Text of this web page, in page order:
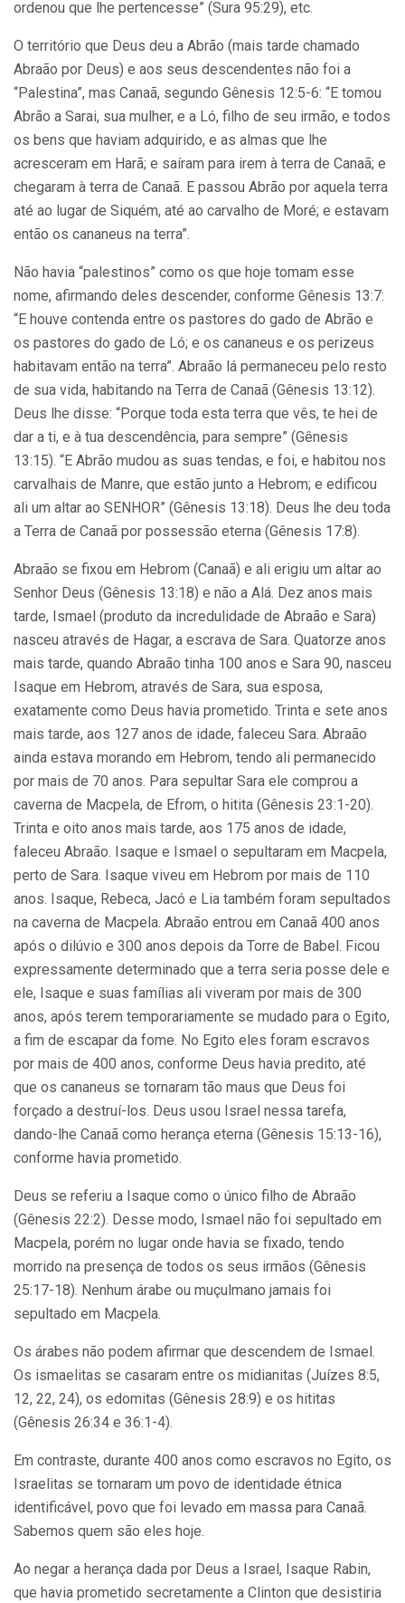
ordenou que lhe pertencesse” (Sura 95:29), etc.
O território que Deus deu a Abrão (mais tarde chamado
Abraão por Deus) e aos seus descendentes não foi a
“Palestina”, mas Canaã, segundo Gênesis 12:5-6: “E tomou
Abrão a Sarai, sua mulher, e a Ló, filho de seu irmão, e todos
os bens que haviam adquirido, e as almas que lhe
acresceram em Harã; e saíram para irem à terra de Canaã; e
chegaram à terra de Canaã. E passou Abrão por aquela terra
até ao lugar de Siquém, até ao carvalho de Moré; e estavam
então os cananeus na terra”.
Não havia “palestinos” como os que hoje tomam esse
nome, afirmando deles descender, conforme Gênesis 13:7:
“E houve contenda entre os pastores do gado de Abrão e
os pastores do gado de Ló; e os cananeus e os perizeus
habitavam então na terra”. Abraão lá permaneceu pelo resto
de sua vida, habitando na Terra de Canaã (Gênesis 13:12).
Deus lhe disse: “Porque toda esta terra que vês, te hei de
dar a ti, e à tua descendência, para sempre” (Gênesis
13:15). “E Abrão mudou as suas tendas, e foi, e habitou nos
carvalhais de Manre, que estão junto a Hebrom; e edificou
ali um altar ao SENHOR” (Gênesis 13:18). Deus lhe deu toda
a Terra de Canaã por possessão eterna (Gênesis 17:8).
Abraão se fixou em Hebrom (Canaã) e ali erigiu um altar ao
Senhor Deus (Gênesis 13:18) e não a Alá. Dez anos mais
tarde, Ismael (produto da incredulidade de Abraão e Sara)
nasceu através de Hagar, a escrava de Sara. Quatorze anos
mais tarde, quando Abraão tinha 100 anos e Sara 90, nasceu
Isaque em Hebrom, através de Sara, sua esposa,
exatamente como Deus havia prometido. Trinta e sete anos
mais tarde, aos 127 anos de idade, faleceu Sara. Abraão
ainda estava morando em Hebrom, tendo ali permanecido
por mais de 70 anos. Para sepultar Sara ele comprou a
caverna de Macpela, de Efrom, o hitita (Gênesis 23:1-20).
Trinta e oito anos mais tarde, aos 175 anos de idade,
faleceu Abraão. Isaque e Ismael o sepultaram em Macpela,
perto de Sara. Isaque viveu em Hebrom por mais de 110
anos. Isaque, Rebeca, Jacó e Lia também foram sepultados
na caverna de Macpela. Abraão entrou em Canaã 400 anos
após o dilúvio e 300 anos depois da Torre de Babel. Ficou
expressamente determinado que a terra seria posse dele e
ele, Isaque e suas famílias ali viveram por mais de 300
anos, após terem temporariamente se mudado para o Egito,
a fim de escapar da fome. No Egito eles foram escravos
por mais de 400 anos, conforme Deus havia predito, até
que os cananeus se tornaram tão maus que Deus foi
forçado a destruí-los. Deus usou Israel nessa tarefa,
dando-lhe Canaã como herança eterna (Gênesis 15:13-16),
conforme havia prometido.
Deus se referiu a Isaque como o único filho de Abraão
(Gênesis 22:2). Desse modo, Ismael não foi sepultado em
Macpela, porém no lugar onde havia se fixado, tendo
morrido na presença de todos os seus irmãos (Gênesis
25:17-18). Nenhum árabe ou muçulmano jamais foi
sepultado em Macpela.
Os árabes não podem afirmar que descendem de Ismael.
Os ismaelitas se casaram entre os midianitas (Juízes 8:5,
12, 22, 24), os edomitas (Gênesis 28:9) e os hititas
(Gênesis 26:34 e 36:1-4).
Em contraste, durante 400 anos como escravos no Egito, os
Israelitas se tornaram um povo de identidade étnica
identificável, povo que foi levado em massa para Canaã.
Sabemos quem são eles hoje.
Ao negar a herança dada por Deus a Israel, Isaque Rabin,
que havia prometido secretamente a Clinton que desistiria